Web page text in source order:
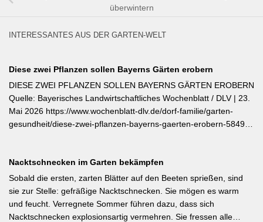
überwintern
INTERESSANTES AUS DER GARTEN-WELT
Diese zwei Pflanzen sollen Bayerns Gärten erobern
DIESE ZWEI PFLANZEN SOLLEN BAYERNS GÄRTEN EROBERN
Quelle: Bayerisches Landwirtschaftliches Wochenblatt / DLV | 23.
Mai 2026 https://www.wochenblatt-dlv.de/dorf-familie/garten-
gesundheit/diese-zwei-pflanzen-bayerns-gaerten-erobern-584991
gemusterten Blüten, die ohne Ausputzen von Frühsommer bis
Herbst reich blüht und sich hervorragend für Balkonkästen und
Ampeln eignet. Die Bayerische Genusspflanze des Jahres 2026
ist die Erdbeere ‚Lilly Waldberry‘, die durch ihr intensiv
waldbeererinnerndes Aroma überzeugt und ab Juni durchgehend
Nacktschnecken im Garten bekämpfen
Sobald die ersten, zarten Blätter auf den Beeten sprießen, sind
sie zur Stelle: gefräßige Nacktschnecken. Sie mögen es warm
und feucht. Verregnete Sommer führen dazu, dass sich
Nacktschnecken explosionsartig vermehren. Sie fressen alle